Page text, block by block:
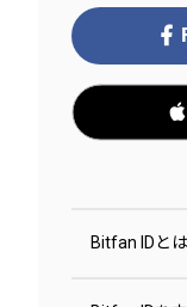

Bitfan IDとは